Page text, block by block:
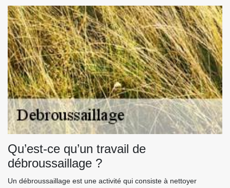
Qu’est-ce qu’un travail de
débroussaillage ?
Un débroussaillage est une activité qui consiste à nettoyer